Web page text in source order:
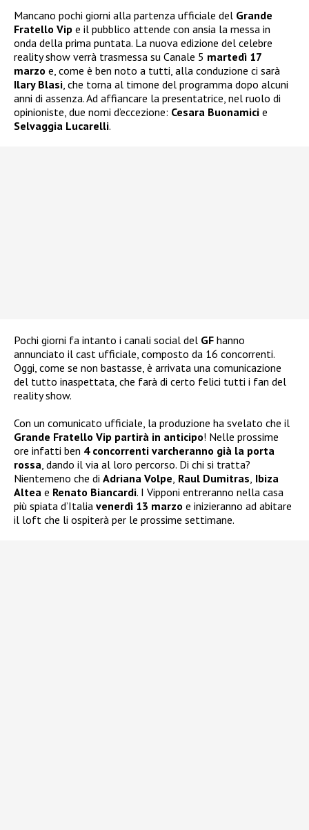
Mancano pochi giorni alla partenza ufficiale del Grande
Fratello Vip e il pubblico attende con ansia la messa in
onda della prima puntata. La nuova edizione del celebre
reality show verrà trasmessa su Canale 5 martedì 17
marzo e, come è ben noto a tutti, alla conduzione ci sarà
Ilary Blasi, che torna al timone del programma dopo alcuni
anni di assenza. Ad affiancare la presentatrice, nel ruolo di
opinioniste, due nomi d’eccezione: Cesara Buonamici e
Selvaggia Lucarelli.
Pochi giorni fa intanto i canali social del GF hanno
annunciato il cast ufficiale, composto da 16 concorrenti.
Oggi, come se non bastasse, è arrivata una comunicazione
del tutto inaspettata, che farà di certo felici tutti i fan del
reality show.
Con un comunicato ufficiale, la produzione ha svelato che il
Grande Fratello Vip partirà in anticipo! Nelle prossime
ore infatti ben 4 concorrenti varcheranno già la porta
rossa, dando il via al loro percorso. Di chi si tratta?
Nientemeno che di Adriana Volpe, Raul Dumitras, Ibiza
Altea e Renato Biancardi. I Vipponi entreranno nella casa
più spiata d’Italia venerdì 13 marzo e inizieranno ad abitare
il loft che li ospiterà per le prossime settimane.